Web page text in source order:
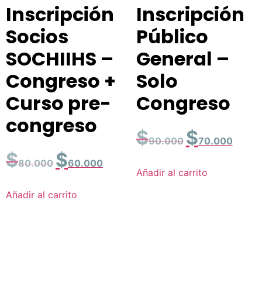
Inscripción
Socios
SOCHIIHS –
Congreso +
Curso pre-
congreso
$80.000 $60.000
Añadir al carrito
Inscripción
Público
General –
Solo
Congreso
$90.000 $70.000
Añadir al carrito